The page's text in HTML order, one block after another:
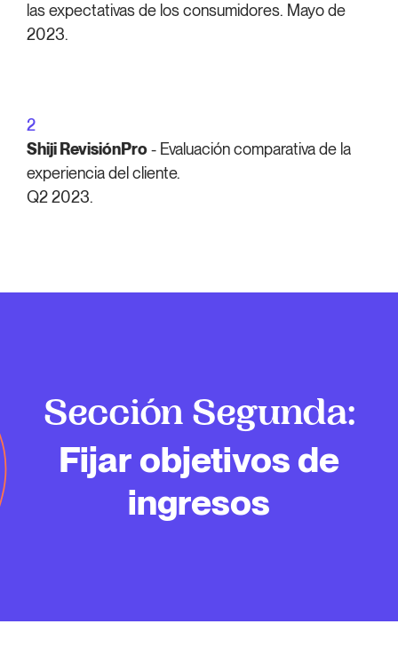
las expectativas de los consumidores. Mayo de
2023.
2
Shiji RevisiónPro- Evaluación comparativa de la
experiencia del cliente.
Q2 2023.
Sección Segunda:
Fijar objetivos de
ingresos